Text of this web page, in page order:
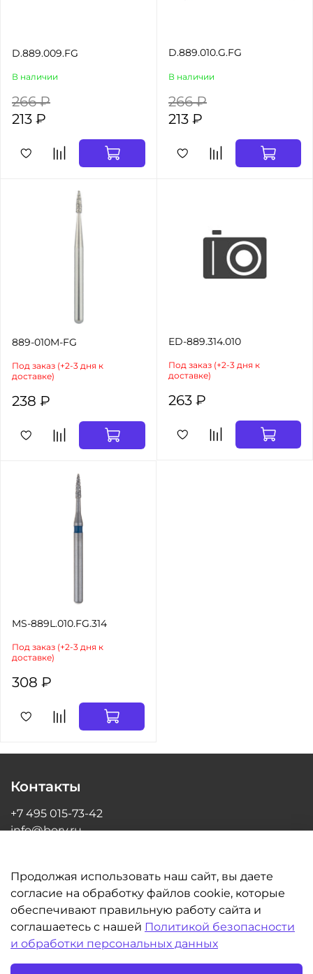
D.889.009.FG
В наличии
266 ₽
213 ₽
D.889.010.G.FG
В наличии
266 ₽
213 ₽
889-010M-FG
Под заказ (+2-3 дня к
доставке)
238 ₽
ED-889.314.010
Под заказ (+2-3 дня к
доставке)
263 ₽
MS-889L.010.FG.314
Под заказ (+2-3 дня к
доставке)
308 ₽
Информация
Клиентам
Контакты
+7 495 015-73-42
info@bory.ru
Продолжая использовать наш сайт, вы даете
согласие на обработку файлов cookie, которые
обеспечивают правильную работу сайта и
соглашаетесь с нашей Политикой безопасности
и обработки персональных данных